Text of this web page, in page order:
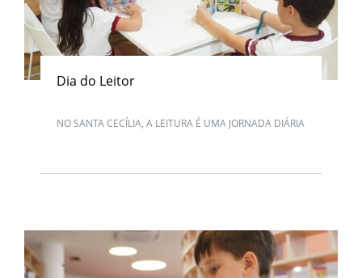
Dia do Leitor
NO SANTA CECÍLIA, A LEITURA É UMA JORNADA DIÁRIA